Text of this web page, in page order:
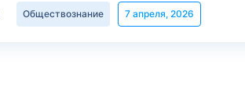
Обществознание 7 апреля, 2026